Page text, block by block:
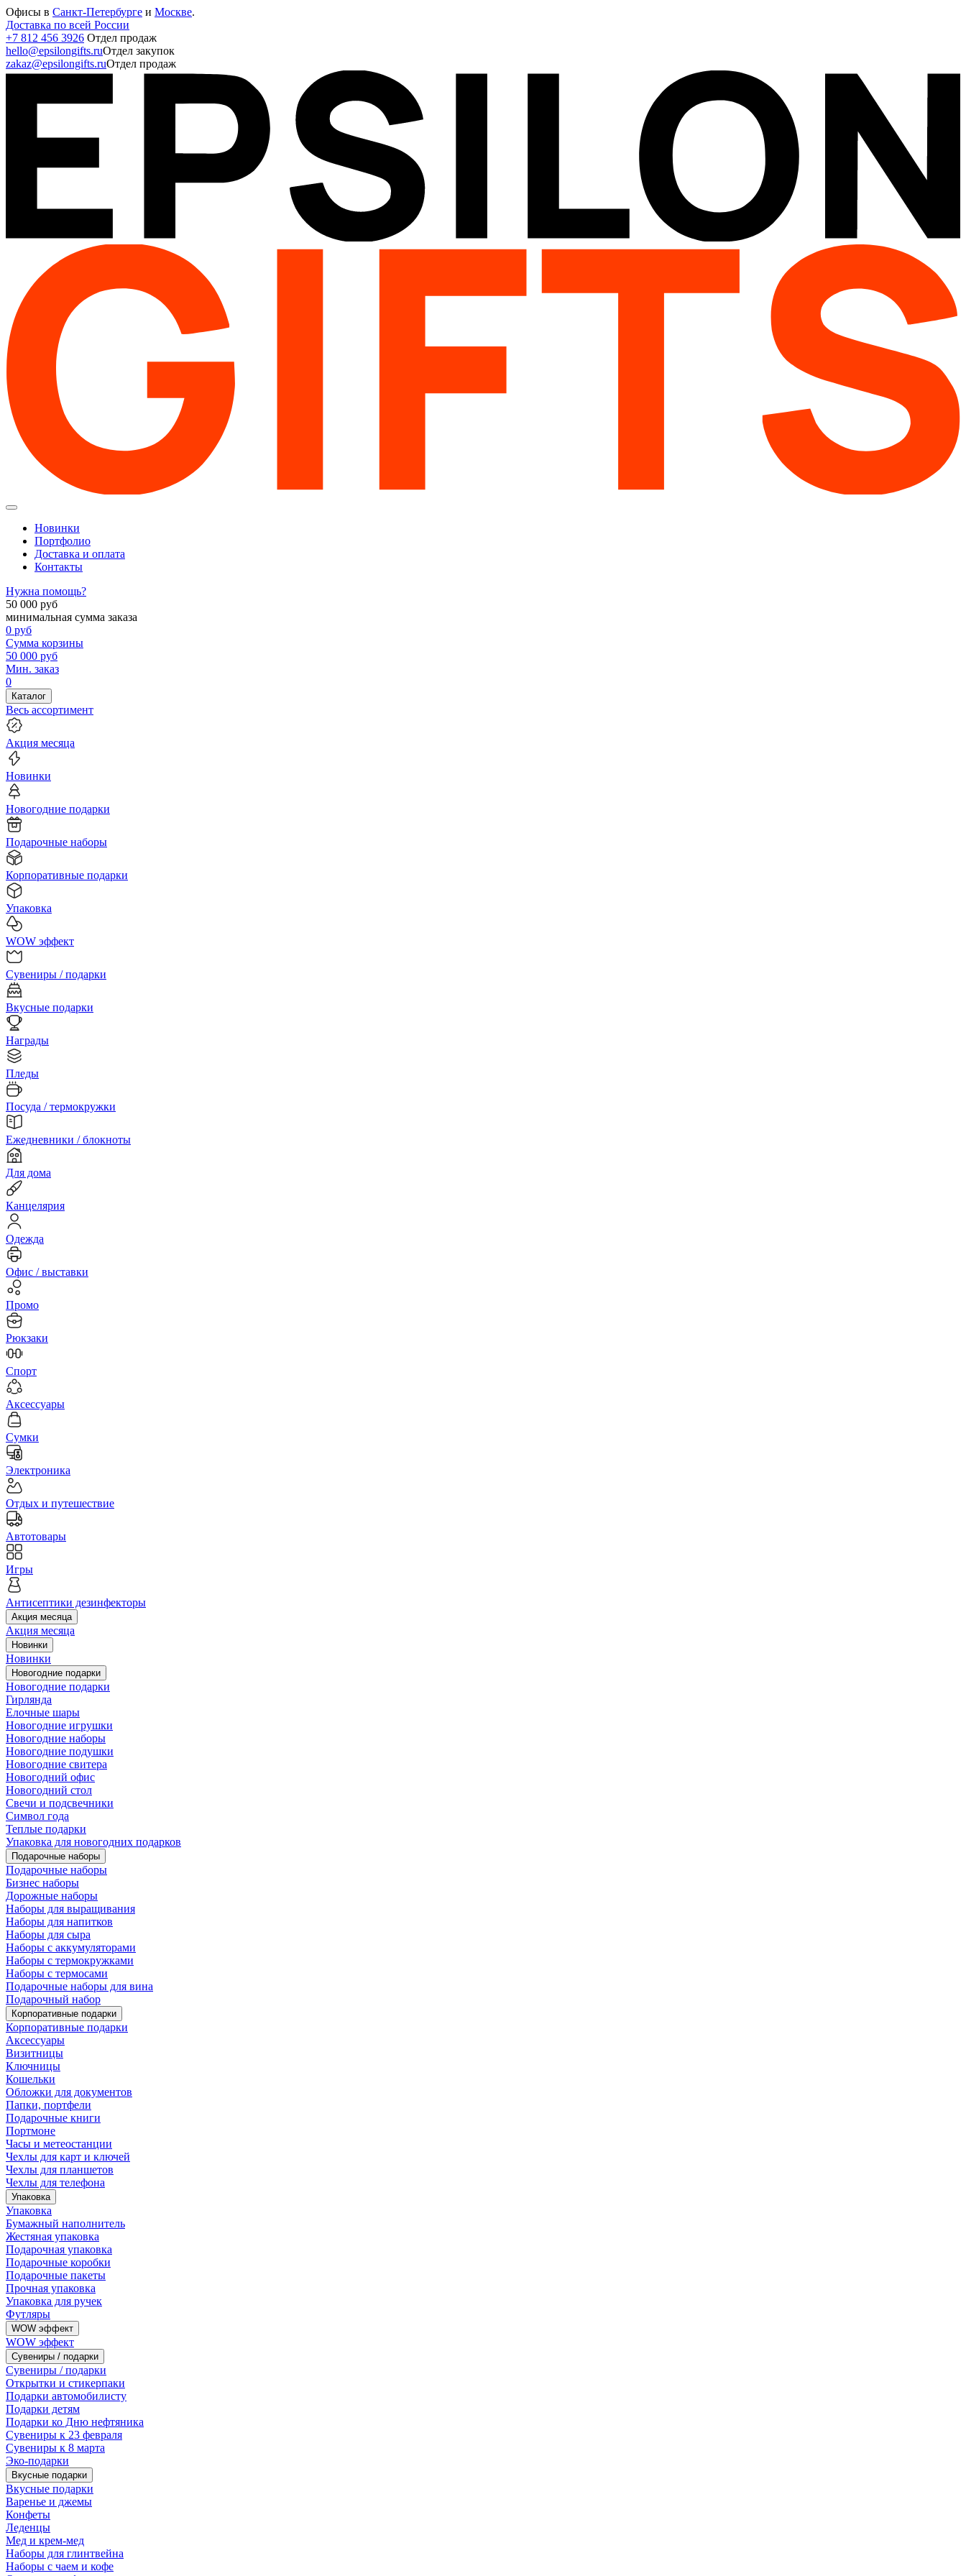
Офисы в Санкт-Петербурге и Москве.
Доставка по всей России
+7 812 456 3926 Отдел продаж
hello@epsilongifts.ruОтдел закупок
zakaz@epsilongifts.ruОтдел продаж
Новинки
Портфолио
Доставка и оплата
Контакты
Нужна помощь?
50 000 руб
минимальная сумма заказа
0 руб
Сумма корзины
50 000 руб
Мин. заказ
0
Каталог
Весь ассортимент
Акция месяца
Новинки
Новогодние подарки
Подарочные наборы
Корпоративные подарки
Упаковка
WOW эффект
Сувениры / подарки
Вкусные подарки
Награды
Пледы
Посуда / термокружки
Ежедневники / блокноты
Для дома
Канцелярия
Одежда
Офис / выставки
Промо
Рюкзаки
Спорт
Аксессуары
Сумки
Электроника
Отдых и путешествие
Автотовары
Игры
Антисептики дезинфекторы
Акция месяца
Акция месяца
Новинки
Новинки
Новогодние подарки
Новогодние подарки
Гирлянда
Елочные шары
Новогодние игрушки
Новогодние наборы
Новогодние подушки
Новогодние свитера
Новогодний офис
Новогодний стол
Свечи и подсвечники
Символ года
Теплые подарки
Упаковка для новогодних подарков
Подарочные наборы
Подарочные наборы
Бизнес наборы
Дорожные наборы
Наборы для выращивания
Наборы для напитков
Наборы для сыра
Наборы с аккумуляторами
Наборы с термокружками
Наборы с термосами
Подарочные наборы для вина
Подарочный набор
Корпоративные подарки
Корпоративные подарки
Аксессуары
Визитницы
Ключницы
Кошельки
Обложки для документов
Папки, портфели
Подарочные книги
Портмоне
Часы и метеостанции
Чехлы для карт и ключей
Чехлы для планшетов
Чехлы для телефона
Упаковка
Упаковка
Бумажный наполнитель
Жестяная упаковка
Подарочная упаковка
Подарочные коробки
Подарочные пакеты
Прочная упаковка
Упаковка для ручек
Футляры
WOW эффект
WOW эффект
Сувениры / подарки
Сувениры / подарки
Открытки и стикерпаки
Подарки автомобилисту
Подарки детям
Подарки ко Дню нефтяника
Сувениры к 23 февраля
Сувениры к 8 марта
Эко-подарки
Вкусные подарки
Вкусные подарки
Варенье и джемы
Конфеты
Леденцы
Мед и крем-мед
Наборы для глинтвейна
Наборы с чаем и кофе